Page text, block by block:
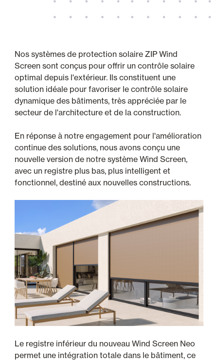
Nos systèmes de protection solaire ZIP Wind
Screen sont conçus pour offrir un contrôle solaire
optimal depuis l'extérieur. Ils constituent une
solution idéale pour favoriser le contrôle solaire
dynamique des bâtiments, très appréciée par le
secteur de l'architecture et de la construction.
En réponse à notre engagement pour l'amélioration
continue des solutions, nous avons conçu une
nouvelle version de notre système Wind Screen,
avec un registre plus bas, plus intelligent et
fonctionnel, destiné aux nouvelles constructions.
Le registre inférieur du nouveau Wind Screen Neo
permet une intégration totale dans le bâtiment, ce